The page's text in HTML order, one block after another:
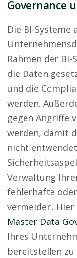
Governance
Die BI-
Rahmen der
die Daten
und die
werden.
gegen Angriffe
werden, damit
nicht
Verwaltung
fehlerhafte
vermeiden.
Master Data
Ihres
bereitstellen zu